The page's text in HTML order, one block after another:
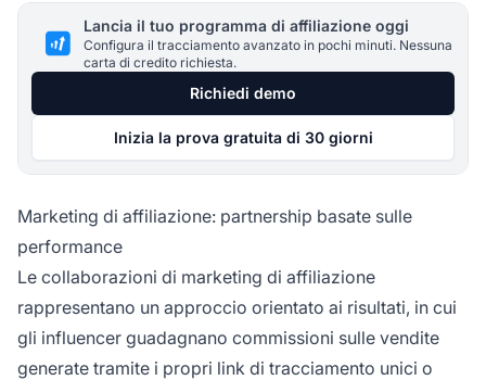
Lancia il tuo programma di affiliazione oggi
Configura il tracciamento avanzato in pochi minuti. Nessuna
carta di credito richiesta.
Richiedi demo
Inizia la prova gratuita di 30 giorni
Marketing di affiliazione: partnership basate sulle
performance
Le collaborazioni di marketing di affiliazione
rappresentano un approccio orientato ai risultati, in cui
gli influencer guadagnano commissioni sulle vendite
generate tramite i propri link di tracciamento unici o